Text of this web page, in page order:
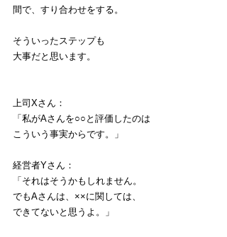
間で、すり合わせをする。
そういったステップも
大事だと思います。
上司Xさん：
「私がAさんを○○と評価したのは
こういう事実からです。」
経営者Yさん：
「それはそうかもしれません。
でもAさんは、××に関しては、
できてないと思うよ。」